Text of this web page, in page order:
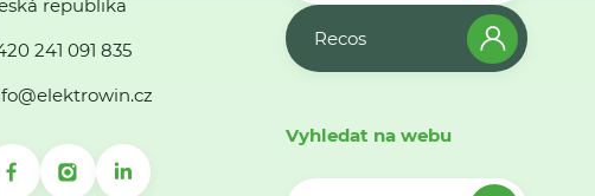
republika
241 091 835
Recos
Vyhledat na webu